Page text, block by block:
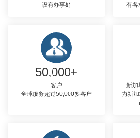
设有办事处
有各
50,000+
客户
全球服务超过50,000多客户
新加
为新